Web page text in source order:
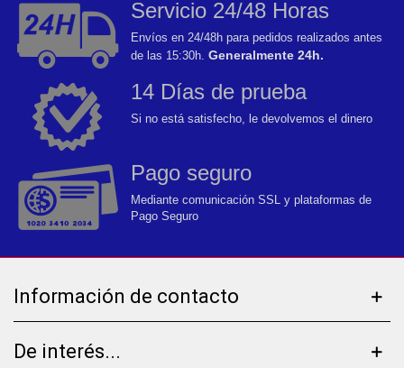
Servicio 24/48 Horas
Envíos en 24/48h para pedidos realizados antes
de las 15:30h. Generalmente 24h.
14 Días de prueba
Si no está satisfecho, le devolvemos el dinero
Pago seguro
Mediante comunicación SSL y plataformas de
Pago Seguro
Información de contacto
De interés...